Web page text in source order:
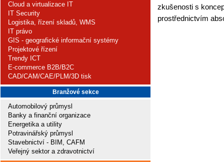
Cloud a virtualizace IT
IT Security
Logistika, řízení skladů, WMS
IT právo
GIS - geografické informační systémy
Projektové řízení
Trendy ICT
E-commerce B2B/B2C
CAD/CAM/CAE/PLM/3D tisk
Branžové sekce
Automobilový průmysl
Banky a finanční organizace
Energetika a utility
Potravinářský průmysl
Stavebnictví - BIM, CAFM
Veřejný sektor a zdravotnictví
zkušenosti s
prostřednictvím